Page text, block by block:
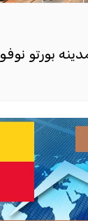
بورتو نوفو